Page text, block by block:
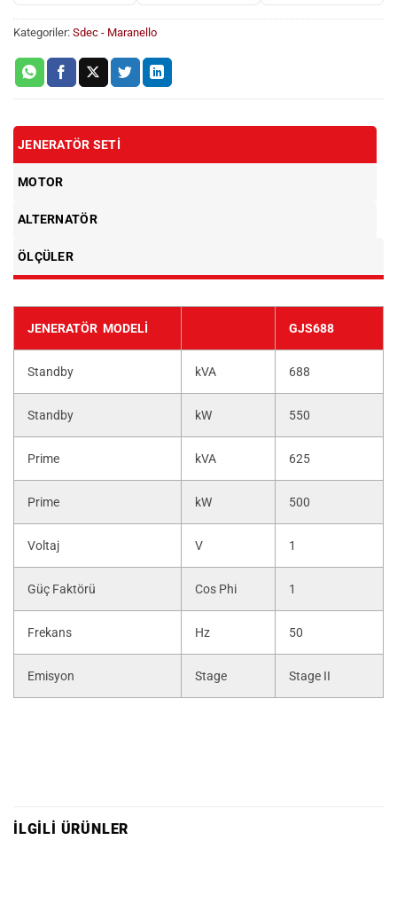
Kategoriler: Sdec - Maranello
JENERATÖR SETI
MOTOR
ALTERNATÖR
ÖLÇÜLER
JENERATÖR MODELI GJS688
Standby kVA 688
Standby kW 550
Prime kVA 625
Prime kW 500
Voltaj V 1
Güç Faktörü Cos Phi 1
Frekans Hz 50
Emisyon Stage Stage II
İLGILI ÜRÜNLER